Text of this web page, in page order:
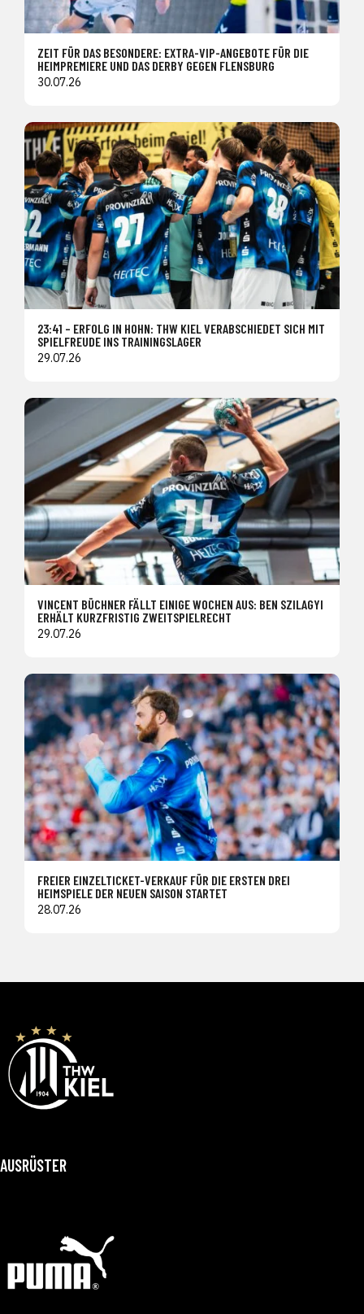
ZEIT FÜR DAS BESONDERE: EXTRA-VIP-ANGEBOTE FÜR DIE
HEIMPREMIERE UND DAS DERBY GEGEN FLENSBURG
30.07.26
23:41 – ERFOLG IN HOHN: THW KIEL VERABSCHIEDET SICH MIT
SPIELFREUDE INS TRAININGSLAGER
29.07.26
VINCENT BÜCHNER FÄLLT EINIGE WOCHEN AUS: BEN SZILAGYI
ERHÄLT KURZFRISTIG ZWEITSPIELRECHT
29.07.26
FREIER EINZELTICKET-VERKAUF FÜR DIE ERSTEN DREI
HEIMSPIELE DER NEUEN SAISON STARTET
28.07.26
AUSRÜSTER